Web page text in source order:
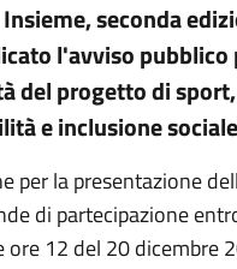
seconda
l'avviso pubblico
del progetto di sport,
e inclusione sociale
per la presentazione
di partecipazione
ore 12 del 20 dicembre